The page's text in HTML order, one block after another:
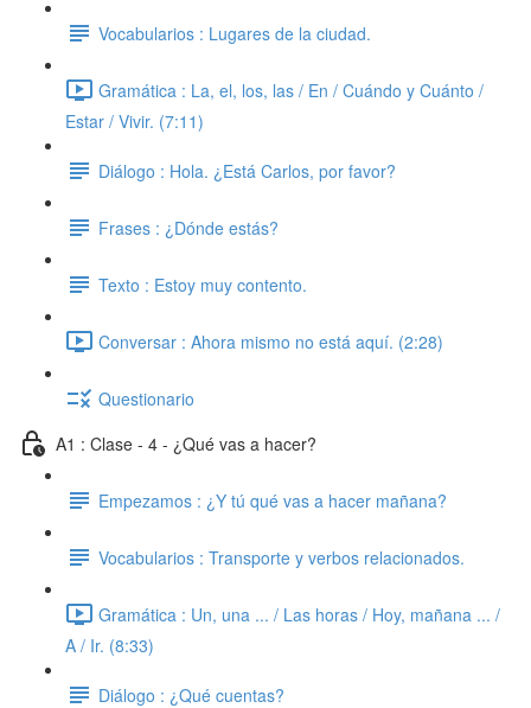
Vocabularios : Lugares de la ciudad.
Gramática : La, el, los, las / En / Cuándo y Cuánto /
Estar / Vivir. (7:11)
Diálogo : Hola. ¿Está Carlos, por favor?
Frases : ¿Dónde estás?
Texto : Estoy muy contento.
Conversar : Ahora mismo no está aquí. (2:28)
Questionario
A1 : Clase - 4 - ¿Qué vas a hacer?
Empezamos : ¿Y tú qué vas a hacer mañana?
Vocabularios : Transporte y verbos relacionados.
Gramática : Un, una ... / Las horas / Hoy, mañana ... /
A / Ir. (8:33)
Diálogo : ¿Qué cuentas?